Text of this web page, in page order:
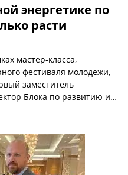
энергетике по
расти
мастер-класса,
фестиваля молодежи,
заместитель
Блока по развитию и
«Росатом».